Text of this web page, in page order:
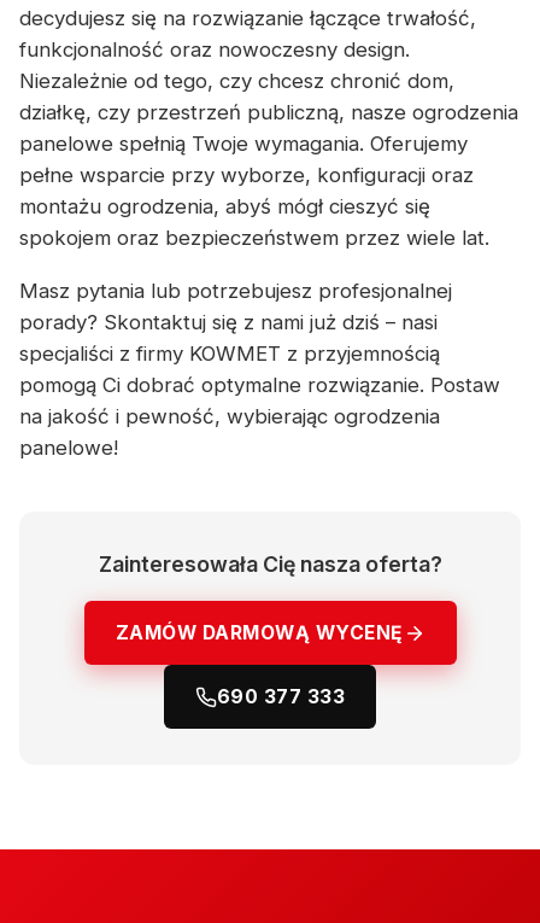
decydujesz się na rozwiązanie łączące trwałość,
funkcjonalność oraz nowoczesny design.
Niezależnie od tego, czy chcesz chronić dom,
działkę, czy przestrzeń publiczną, nasze ogrodzenia
panelowe spełnią Twoje wymagania. Oferujemy
pełne wsparcie przy wyborze, konfiguracji oraz
montażu ogrodzenia, abyś mógł cieszyć się
spokojem oraz bezpieczeństwem przez wiele lat.
Masz pytania lub potrzebujesz profesjonalnej
porady? Skontaktuj się z nami już dziś – nasi
specjaliści z firmy KOWMET z przyjemnością
pomogą Ci dobrać optymalne rozwiązanie. Postaw
na jakość i pewność, wybierając ogrodzenia
panelowe!
Zainteresowała Cię nasza oferta?
ZAMÓW DARMOWĄ WYCENĘ
690 377 333